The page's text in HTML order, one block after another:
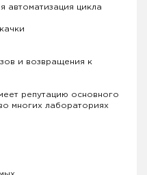
автоматизация цикла
и возвращения к
репутацию основного
многих лабораториях